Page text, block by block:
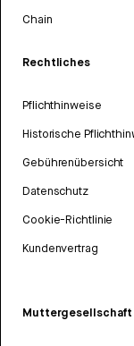
Chain
Rechtliches
Pflichthinweise
Historische
Gebührenübersicht
Datenschutz
Cookie-Richtlinie
Kundenvertrag
Muttergesellschaft